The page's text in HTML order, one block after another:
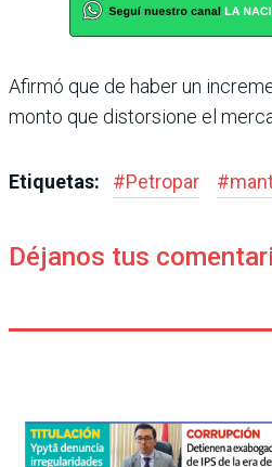
Afirmó que de haber un
monto que distorsione el
Etiquetas: #Petropar #
Déjanos tus